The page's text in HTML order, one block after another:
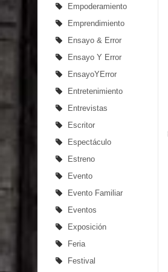
Empoderamiento
Emprendimiento
Ensayo & Error
Ensayo Y Error
EnsayoYError
Entretenimiento
Entrevistas
Escritor
Espectáculo
Estreno
Evento
Evento Familiar
Eventos
Exposición
Feria
Festival